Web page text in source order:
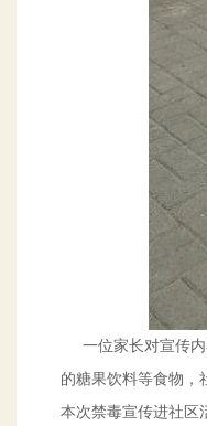
一位家长对宣传内
的糖果饮料等食物，
本次禁毒宣传进社区